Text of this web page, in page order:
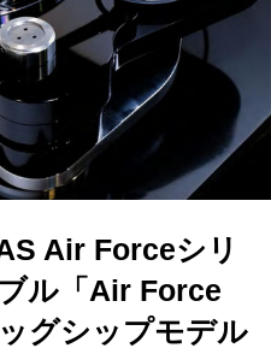
Air Forceシリ
ル「Air Force
グシップモデル